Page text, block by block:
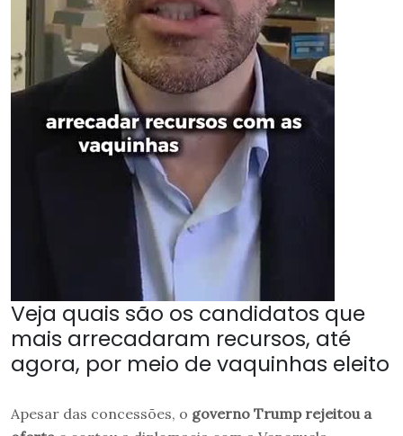
Veja quais são os candidatos que
mais arrecadaram recursos, até
agora, por meio de vaquinhas eleito
Apesar das concessões, o governo Trump rejeitou a